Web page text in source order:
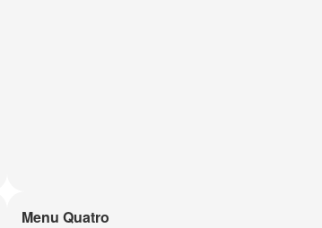
Menu Quatro